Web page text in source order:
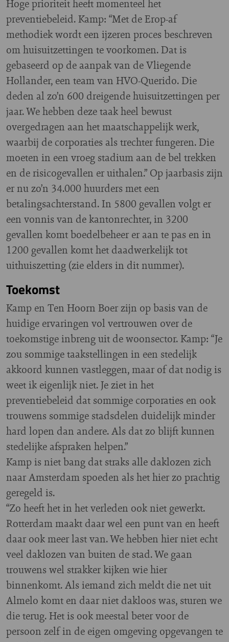
Hoge prioriteit heeft momenteel het
preventiebeleid. Kamp: “Met de Erop-af
methodiek wordt een ijzeren proces beschreven
om huisuitzettingen te voorkomen. Dat is
gebaseerd op de aanpak van de Vliegende
Hollander, een team van HVO-Querido. Die
deden al zo’n 600 dreigende huisuitzettingen per
jaar. We hebben deze taak heel bewust
overgedragen aan het maatschappelijk werk,
waarbij de corporaties als trechter fungeren. Die
moeten in een vroeg stadium aan de bel trekken
en de risicogevallen er uithalen.” Op jaarbasis zijn
er nu zo’n 34.000 huurders met een
betalingsachterstand. In 5800 gevallen volgt er
een vonnis van de kantonrechter, in 3200
gevallen komt boedelbeheer er aan te pas en in
1200 gevallen komt het daadwerkelijk tot
uithuiszetting (zie elders in dit nummer).
Toekomst
Kamp en Ten Hoorn Boer zijn op basis van de
huidige ervaringen vol vertrouwen over de
toekomstige inbreng uit de woonsector. Kamp: “Je
zou sommige taakstellingen in een stedelijk
akkoord kunnen vastleggen, maar of dat nodig is
weet ik eigenlijk niet. Je ziet in het
preventiebeleid dat sommige corporaties en ook
trouwens sommige stadsdelen duidelijk minder
hard lopen dan andere. Als dat zo blijft kunnen
stedelijke afspraken helpen.”
Kamp is niet bang dat straks alle daklozen zich
naar Amsterdam spoeden als het hier zo prachtig
geregeld is.
“Zo heeft het in het verleden ook niet gewerkt.
Rotterdam maakt daar wel een punt van en heeft
daar ook meer last van. We hebben hier niet echt
veel daklozen van buiten de stad. We gaan
trouwens wel strakker kijken wie hier
binnenkomt. Als iemand zich meldt die net uit
Almelo komt en daar niet dakloos was, sturen we
die terug. Het is ook meestal beter voor de
persoon zelf in de eigen omgeving opgevangen te